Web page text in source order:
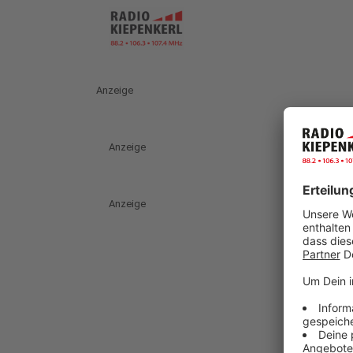
Anzeige
Anzeige
Anzeige